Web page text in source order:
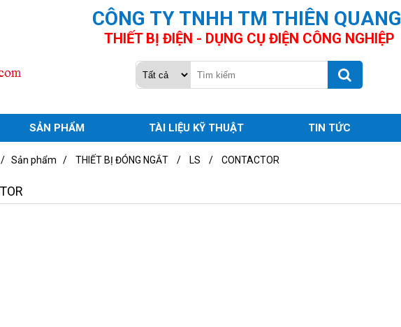
CÔNG TY TNHH TM THIÊN QUANG
THIẾT BỊ ĐIỆN - DỤNG CỤ ĐIỆN CÔNG NGHIỆP
SẢN PHẨM TÀI LIỆU KỸ THUẬT TIN TỨC
/ Sản phẩm / THIẾT BỊ ĐÓNG NGẮT / LS / CONTACTOR